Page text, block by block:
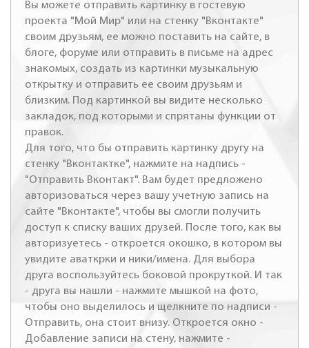
Вы можете отправить картинку в гостевую
проекта "Мой Мир" или на стенку "Вконтакте"
своим друзьям, ее можно поставить на сайте, в
блоге, форуме или отправить в письме на адрес
знакомых, создать из картинки музыкальную
открытку и отправить ее своим друзьям и
близким. Под картинкой вы видите несколько
закладок, под которыми и спрятаны функции от
правок.
Для того, что бы отправить картинку другу на
стенку "Вконтактке", нажмите на надпись -
"Отправить Вконтакт". Вам будет предложено
авторизоваться через вашу учетную запись на
сайте "Вконтакте", чтобы вы смогли получить
доступ к списку ваших друзей. После того, как вы
авторизуетесь - откроется окошко, в котором вы
увидите аваткрки и ники/имена. Для выбора
друга воспользуйтесь боковой прокруткой. И так
- друга вы нашли - нажмите мышкой на фото,
чтобы оно выделилось и щелкните по надписи -
Отправить, она стоит внизу. Откроется окно -
Добавление записи на стену, нажмите -